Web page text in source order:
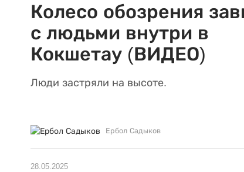
Колесо обозрения
с людьми внутри в
Кокшетау (ВИДЕО)
Люди застряли на высоте.
Ербол Садыков
28.05.2025